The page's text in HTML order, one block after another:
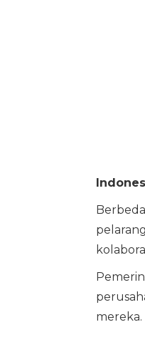
mereka.